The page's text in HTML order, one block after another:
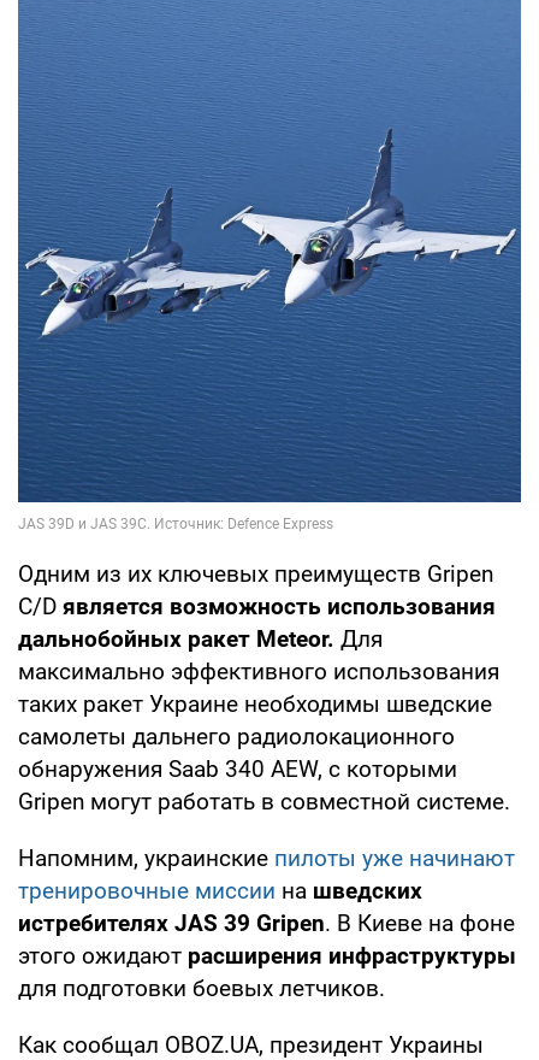
Одним из их ключевых преимуществ Gripen
C/D является возможность использования
дальнобойных ракет Meteor. Для
максимально эффективного использования
таких ракет Украине необходимы шведские
самолеты дальнего радиолокационного
обнаружения Saab 340 AEW, с которыми
Gripen могут работать в совместной системе.
Напомним, украинские пилоты уже начинают
тренировочные миссии на шведских
истребителях JAS 39 Gripen. В Киеве на фоне
этого ожидают расширения инфраструктуры
для подготовки боевых летчиков.
Как сообщал OBOZ.UA, президент Украины